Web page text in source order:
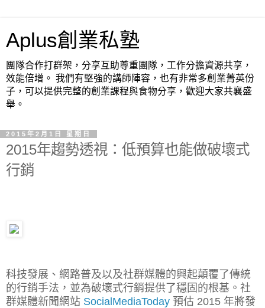
Aplus創業私塾
團隊合作打群架，分享互助尊重團隊，工作分擔資源共享，
效能倍增。 我們有堅強的講師陣容，也有非常多創業菁英份
子，可以提供完整的創業課程與食物分享，歡迎大家共襄盛
舉。
2015年2月1日 星期日
2015年趨勢透視：低預算也能做破壞式
行銷
科技發展、網路普及以及社群媒體的興起顛覆了傳統
的行銷手法，並為破壞式行銷提供了穩固的根基。社
群媒體新聞網站 SocialMediaToday 預估 2015 年將發